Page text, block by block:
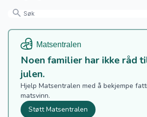
Noen familier har ikke råd
julen.
Hjelp Matsentralen med å bekjempe
matsvinn.
Støtt Matsentralen